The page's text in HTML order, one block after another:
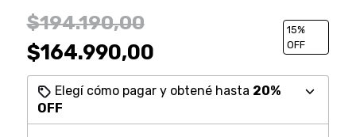
$194.190,00
$164.990,00
15%
OFF
Elegí cómo pagar y obtené hasta 20%
OFF